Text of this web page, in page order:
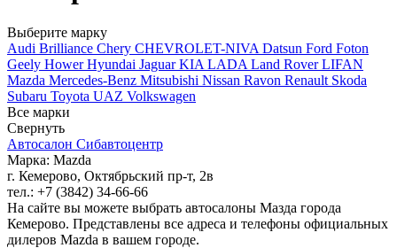
Выберите марку
Audi Brilliance Chery CHEVROLET-NIVA Datsun Ford Foton
Geely HowerHyundai JaguarKIA LADA Land RoverLIFAN
Mazda Mercedes-Benz Mitsubishi Nissan Ravon Renault Skoda
Subaru Toyota UAZ Volkswagen
Все марки
Свернуть
Автосалон Сибавтоцентр
Марка: Mazda
г. Кемерово, Октябрьский пр-т, 2в
тел.: +7 (3842) 34-66-66
На сайте вы можете выбрать автосалоны Мазда города
Кемерово. Представлены все адреса и телефоны официальных
дилеров Mazda в вашем городе.